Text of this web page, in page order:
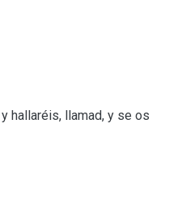
hallaréis, llamad, y se os